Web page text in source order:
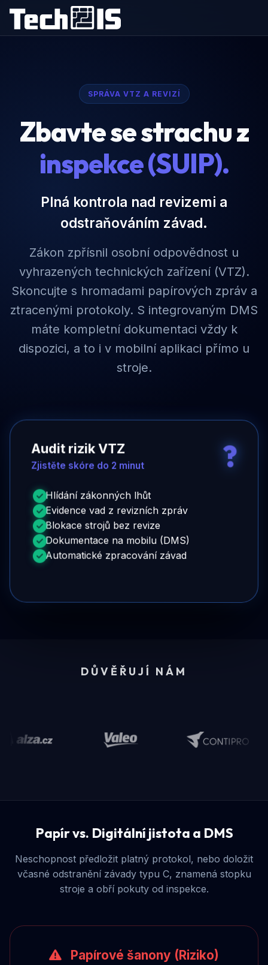
SPRÁVA VTZ A REVIZÍ
Zbavte se strachu z
inspekce (SUIP).
Plná kontrola nad revizemi a
odstraňováním závad.
Zákon zpřísnil osobní odpovědnost u
vyhrazených technických zařízení (VTZ).
Skoncujte s hromadami papírových zpráv a
ztracenými protokoly. S integrovaným DMS
máte kompletní dokumentaci vždy k
dispozici, a to i v mobilní aplikaci přímo u
stroje.
Audit rizik VTZ
Zjistěte skóre do 2 minut ?
Hlídání zákonných lhůt
Evidence vad z revizních zpráv
Blokace strojů bez revize
Dokumentace na mobilu (DMS)
Automatické zpracování závad
DŮVĚŘUJÍ NÁM
Papír vs. Digitální jistota a DMS
Neschopnost předložit platný protokol, nebo doložit
včasné odstranění závady typu C, znamená stopku
stroje a obří pokuty od inspekce.
Papírové šanony (Riziko)